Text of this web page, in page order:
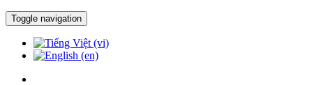
Toggle navigation